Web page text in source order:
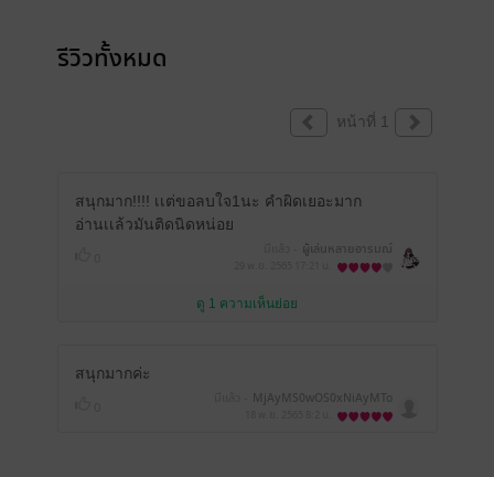
รีวิวทั้งหมด
หน้าที่ 1
สนุกมาก!!!! เเต่ขอลบใจ1นะ คำผิดเยอะมาก
อ่านเเล้วมันติดนิดหน่อย
ผู้เล่นหลายอารมณ์
ดู 1 ความเห็นย่อย
สนุกมากค่ะ
MjAyMS0wOS0xNiAyMTo
xMzozNA==